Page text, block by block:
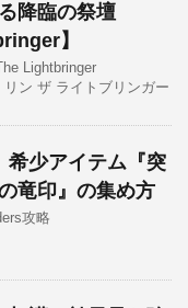
降臨の祭壇
】
Lightbringer
リン ザ ライトブリンガー
希少アイテム『突
竜印』の集め方
攻略